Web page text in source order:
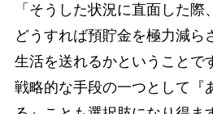
「そうした状況に直面した
どうすれば預貯金を極力減ら
生活を送れるかということで
戦略的な手段の一つとして『